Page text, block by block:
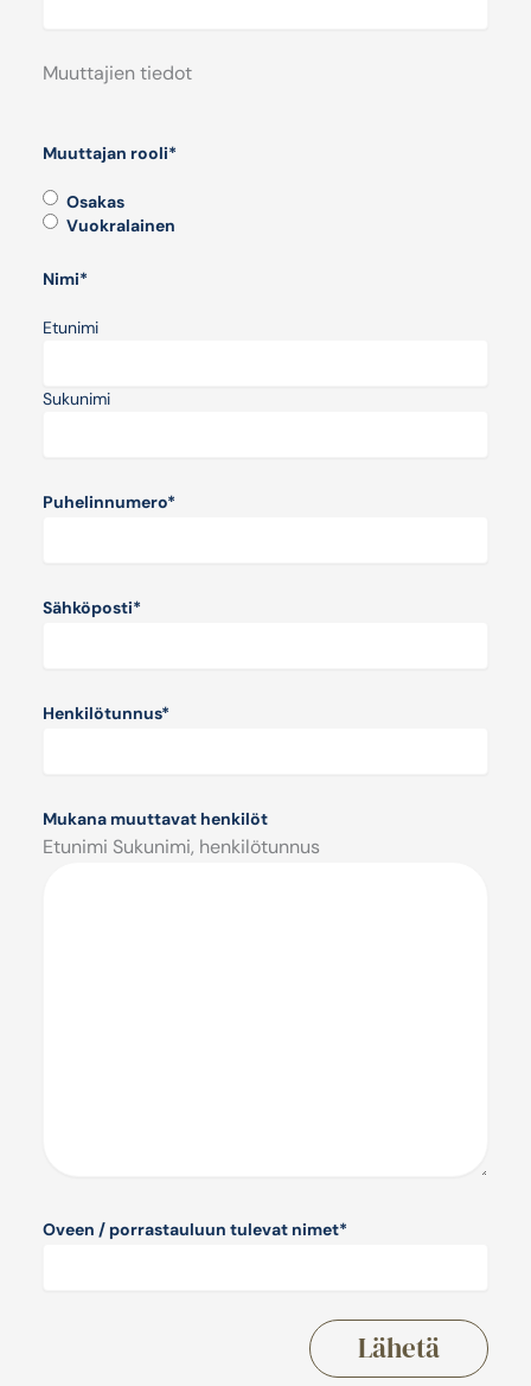
Muuttajien tiedot
Muuttajan rooli*
Osakas
Vuokralainen
Nimi*
Etunimi
Sukunimi
Puhelinnumero*
Sähköposti*
Henkilötunnus*
Mukana muuttavat henkilöt
Etunimi Sukunimi, henkilötunnus
Oveen / porrastauluun tulevat nimet*